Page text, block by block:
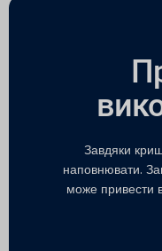
Завдяки
наповнювати.
може привести